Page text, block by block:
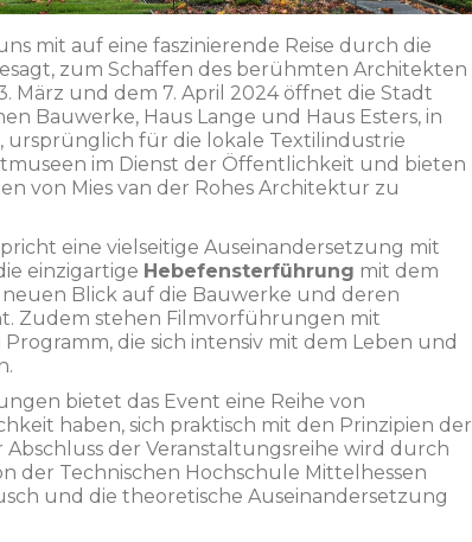
mit auf eine faszinierende Reise durch die
zum Schaffen des berühmten Architekten
März und dem 7. April 2024 öffnet die Stadt
Bauwerke, Haus Lange und Haus Esters, in
für die lokale Textilindustrie
im Dienst der Öffentlichkeit und bieten
von Mies van der Rohes Architektur zu
eine vielseitige Auseinandersetzung mit
einzigartige Hebefensterführung mit dem
Blick auf die Bauwerke und deren
Zudem stehen Filmvorführungen mit
die sich intensiv mit dem Leben und
bietet das Event eine Reihe von
haben, sich praktisch mit den Prinzipien der
der Veranstaltungsreihe wird durch
der Technischen Hochschule Mittelhessen
und die theoretische Auseinandersetzung